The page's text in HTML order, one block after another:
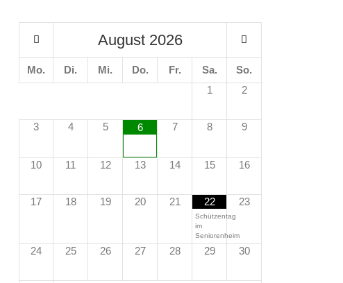
August 2026
Mo. Di. Mi. Do. Fr. Sa.
So.
1
2
3 4 5 6 7 8 9
10 11 12 13 14 15 16
17 18 19 20 21 22
Schützentag
im
Seniorenheim
23
24 25 26 27 28 29 30